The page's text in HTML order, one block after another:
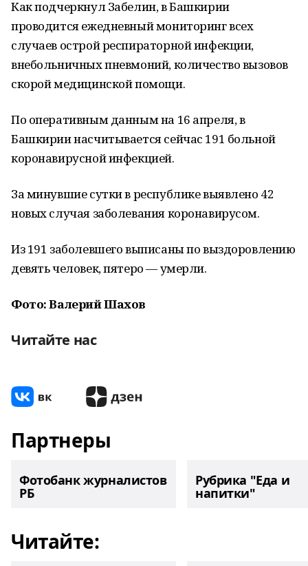
Как подчеркнул Забелин, в Башкирии
проводится ежедневный мониторинг всех
случаев острой респираторной инфекции,
внебольничных пневмоний, количество вызовов
скорой медицинской помощи.
По оперативным данным на 16 апреля, в
Башкирии насчитывается сейчас 191 больной
коронавирусной инфекцией.
За минувшие сутки в республике выявлено 42
новых случая заболевания коронавирусом.
Из 191 заболевшего выписаны по выздоровлению
девять человек, пятеро — умерли.
Фото: Валерий Шахов
Читайте нас
Партнеры
Фотобанк журналистов
РБ
Рубрика "Еда и
напитки"
Читайте: